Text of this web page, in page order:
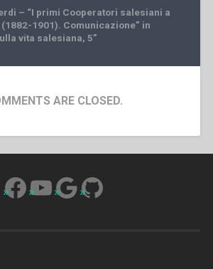
– “I primi Cooperatori salesiani a
1901). Comunicazione” in
vita salesiana, 5”
ARE CLOSED.
Facebook
YouTube
Google
GitHub